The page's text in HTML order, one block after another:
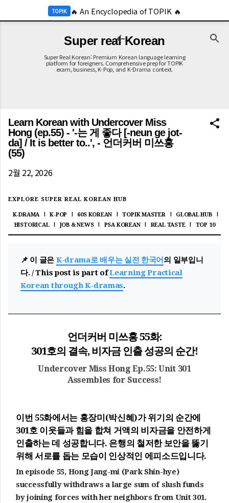
TOPIK 🔥 An Encyclopedia of TOPIK 🔥
🔥 2026 KOR Job Info 🔥
기본 콘텐츠로 건너뛰기
Super real Korean
Super Real Korean: Premium Korean language learning
platform for foreigners. Comprehensive prep for TOPIK
exam, business, K-Pop, and K-Drama context.
Learn Korean with Undercover Miss
Hong (ep.55) - '-는 게 좋다 [-neun ge jot-
da] / It is better to..', - 언더커버 미쓰홍
(55)
2월 22, 2026
EXPLORE SUPER REAL KOREAN HUB
K-DRAMA K-POP 60S KOREAN TOPIK MASTER GLOBAL HUB
HISTORICAL JOB & NEWS PSA KOREAN REAL TASTE TOP 10
📌 이 글은 K-drama로 배우는 실전 한국어의 일부입니
다. / This post is part ofLearning Practical
Korean through K-dramas.
언더커버 미쓰홍 55화:
301호의 결속, 비자금 인출 성공의 순간!
Undercover Miss Hong Ep.55: Unit 301
Assembles for Success!
이번 55화에서는 홍장미(박신혜)가 위기의 순간에
301호 이웃들과 힘을 합쳐 거액의 비자금을 안전하게
인출하는 데 성공합니다. 은행의 철저한 보안을 뚫기
위해 서로를 돕는 모습이 인상적인 에피소드입니다.
In episode 55, Hong Jang-mi (Park Shin-hye)
successfully withdraws a large sum of slush funds
by joining forces with her neighbors from Unit 301.